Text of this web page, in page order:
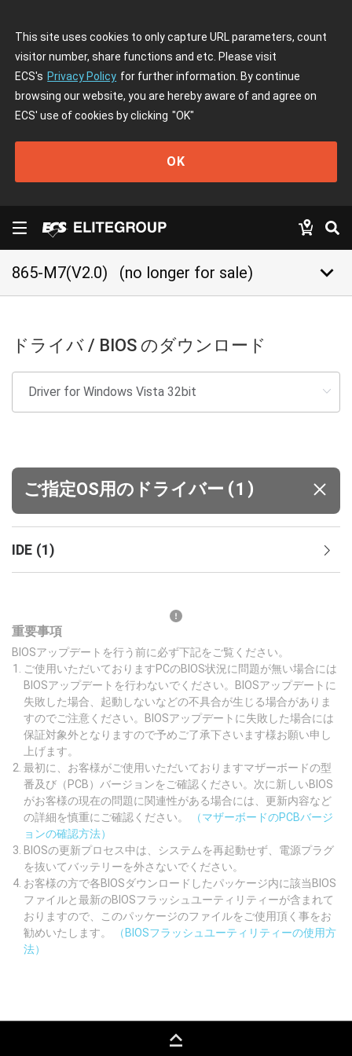
This site uses cookies to only capture URL parameters, count
visitor number, share functions and etc. Please visit
ECS's Privacy Policy for further information. By continue
browsing our website, you are hereby aware of and agree on
ECS' use of cookies by clicking "OK"
OK
865-M7(V2.0) (no longer for sale) keyboard_arrow_down
ドライバ / BIOS のダウンロード
ご指定OS用のドライバー (1 )
IDE (1)
重要事項
BIOSアップデートを行う前に必ず下記をご覧ください。
ご使用いただいておりますPCのBIOS状況に問題が無い場合には
BIOSアップデートを行わないでください。BIOSアップデートに
失敗した場合、起動しないなどの不具合が生じる場合がありま
すのでご注意ください。BIOSアップデートに失敗した場合には
保証対象外となりますので予めご了承下さいます様お願い申し
上げます。
最初に、お客様がご使用いただいておりますマザーボードの型
番及び（PCB）バージョンをご確認ください。次に新しいBIOS
がお客様の現在の問題に関連性がある場合には、更新内容など
の詳細を慎重にご確認ください。
（マザーボードのPCBバージ
ョンの確認方法）
BIOSの更新プロセス中は、システムを再起動せず、電源プラグ
を抜いてバッテリーを外さないでください。
お客様の方で各BIOSダウンロードしたパッケージ内に該当BIOS
ファイルと最新のBIOSフラッシュユーティリティーが含まれて
おりますので、このパッケージのファイルをご使用頂く事をお
勧めいたします。
（BIOSフラッシュユーティリティーの使用方
法）
keyboard_capslock